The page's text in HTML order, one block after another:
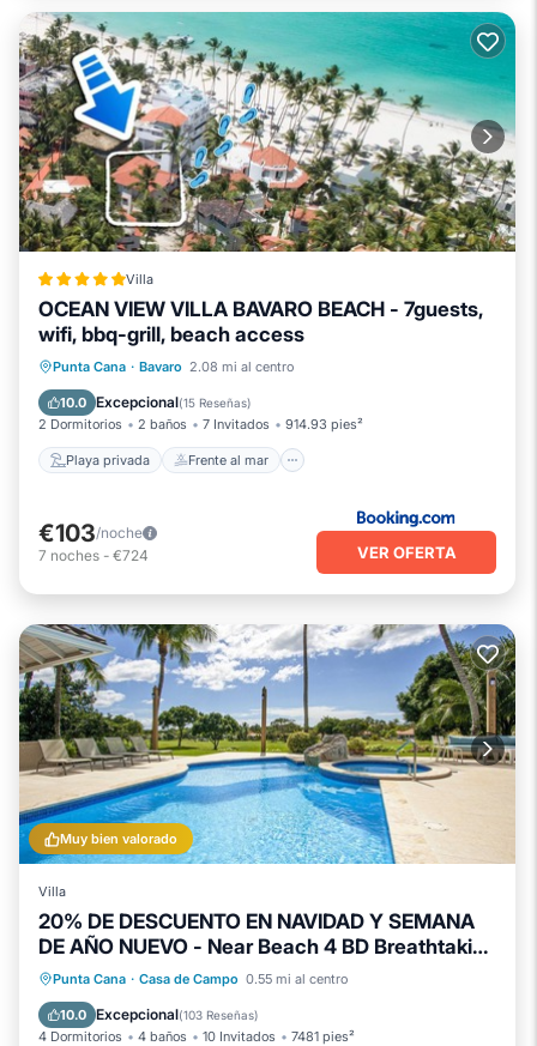
Villa
OCEAN VIEW VILLA BAVARO BEACH - 7guests,
wifi, bbq-grill, beach access
Punta Cana · Bavaro 2.08 mi al centro
10.0 Excepcional(15 Reseñas)
2 Dormitorios 2 baños 7 Invitados 914.93 pies²
Playa privada Frente al mar
Playa privada
Frente al mar
Bañera de hidromasaje
€103/noche
7 noches - €724 VER OFERTA
Muy bien valorado
Villa
20% DE DESCUENTO EN NAVIDAD Y SEMANA
DE AÑO NUEVO - Near Beach 4 BD Breathtaking
Golf View Villa
Punta Cana · Casa de Campo 0.55 mi al centro
10.0 Excepcional(103 Reseñas)
4 Dormitorios 4 baños 10 Invitados 7481 pies²
Piscina privada
Frente al mar
Bañera de hidromasaje
Chimenea/Calefacción